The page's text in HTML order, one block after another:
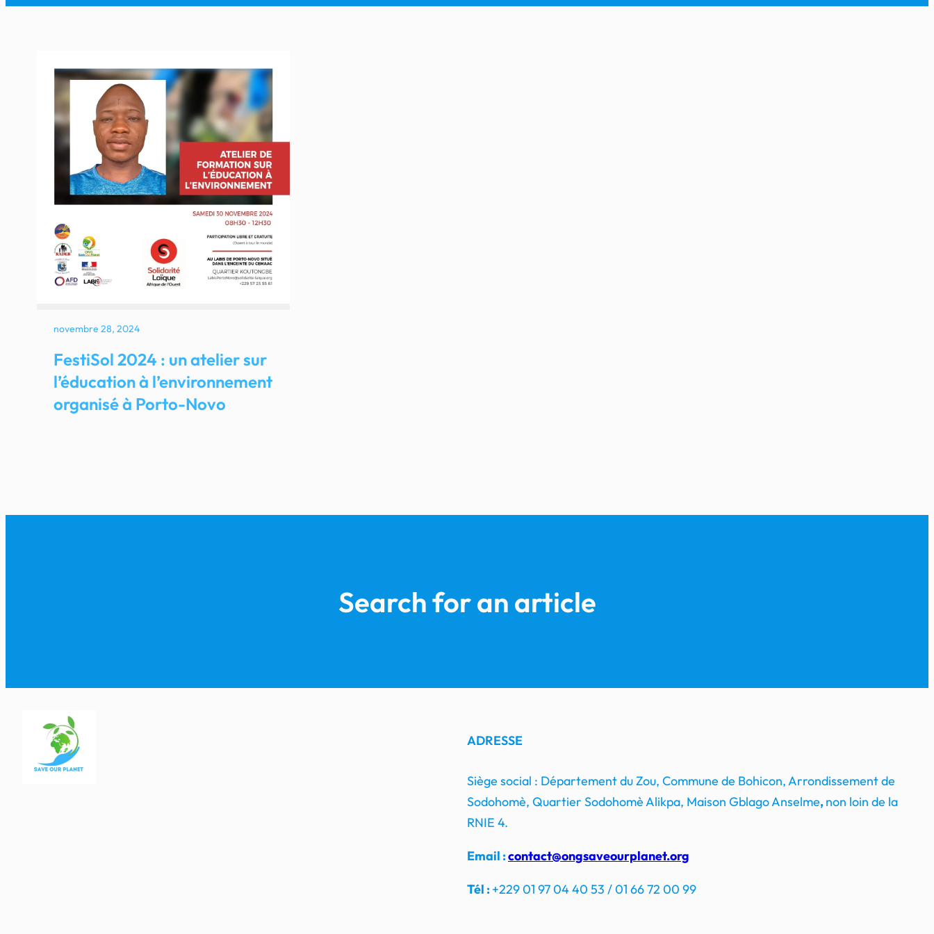
novembre 28, 2024
FestiSol 2024 : un atelier sur
l’éducation à l’environnement
organisé à Porto-Novo
Search for an article
ADRESSE
Siège social : Département du Zou, Commune de Bohicon, Arrondissement de
Sodohomè, Quartier Sodohomè Alikpa, Maison Gblago Anselme,non loin de la
RNIE 4.
Email :contact@ongsaveourplanet.org
Tél :+229 01 97 04 40 53 / 01 66 72 00 99